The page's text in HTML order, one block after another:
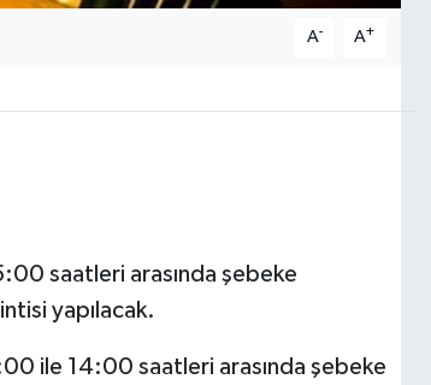
A- A+
saatleri arasında şebeke
yapılacak.
ile 14:00 saatleri arasında şebeke